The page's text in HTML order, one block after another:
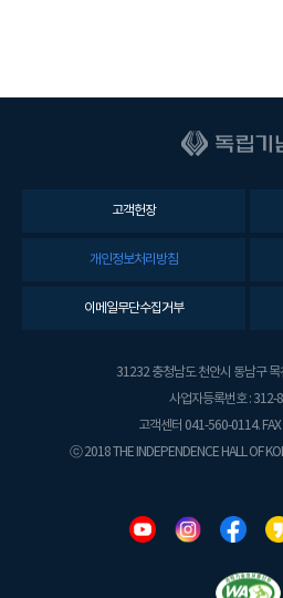
고객헌장
개인정보처리방침
이메일무단수집거부
31232 충청남도 천안시 동남구
사업자등록번호 : 312-
고객센터 041-560-0114.
ⓒ 2018 THE INDEPENDENCE HALL OF